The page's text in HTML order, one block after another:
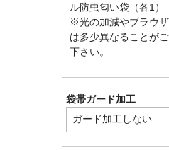
ル防虫匂い袋（各1）
※光の加減やブラウ
は多少異なることが
下さい。
袋帯ガード加工